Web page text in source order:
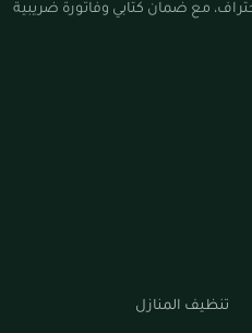
مع ضمان كتابي وفاتورة ضريبية
تنظيف المنازل